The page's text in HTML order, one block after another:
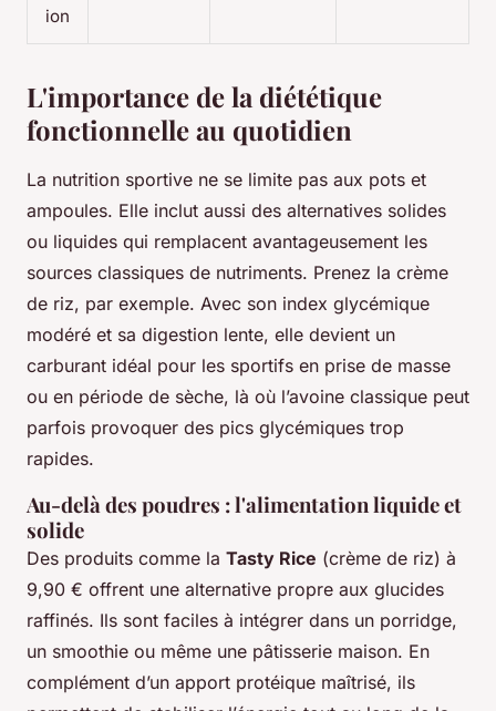
ion
L'importance de la diététique
fonctionnelle au quotidien
La nutrition sportive ne se limite pas aux pots et
ampoules. Elle inclut aussi des alternatives solides
ou liquides qui remplacent avantageusement les
sources classiques de nutriments. Prenez la crème
de riz, par exemple. Avec son index glycémique
modéré et sa digestion lente, elle devient un
carburant idéal pour les sportifs en prise de masse
ou en période de sèche, là où l’avoine classique peut
parfois provoquer des pics glycémiques trop
rapides.
Au-delà des poudres : l'alimentation liquide et
solide
Des produits comme la Tasty Rice (crème de riz) à
9,90 € offrent une alternative propre aux glucides
raffinés. Ils sont faciles à intégrer dans un porridge,
un smoothie ou même une pâtisserie maison. En
complément d’un apport protéique maîtrisé, ils